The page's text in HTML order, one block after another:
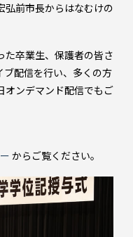
弘前市長からはなむけの
た卒業生、保護者の皆さ
ブ配信を行い、多くの方
オンデマンド配信でもご
からご覧ください。